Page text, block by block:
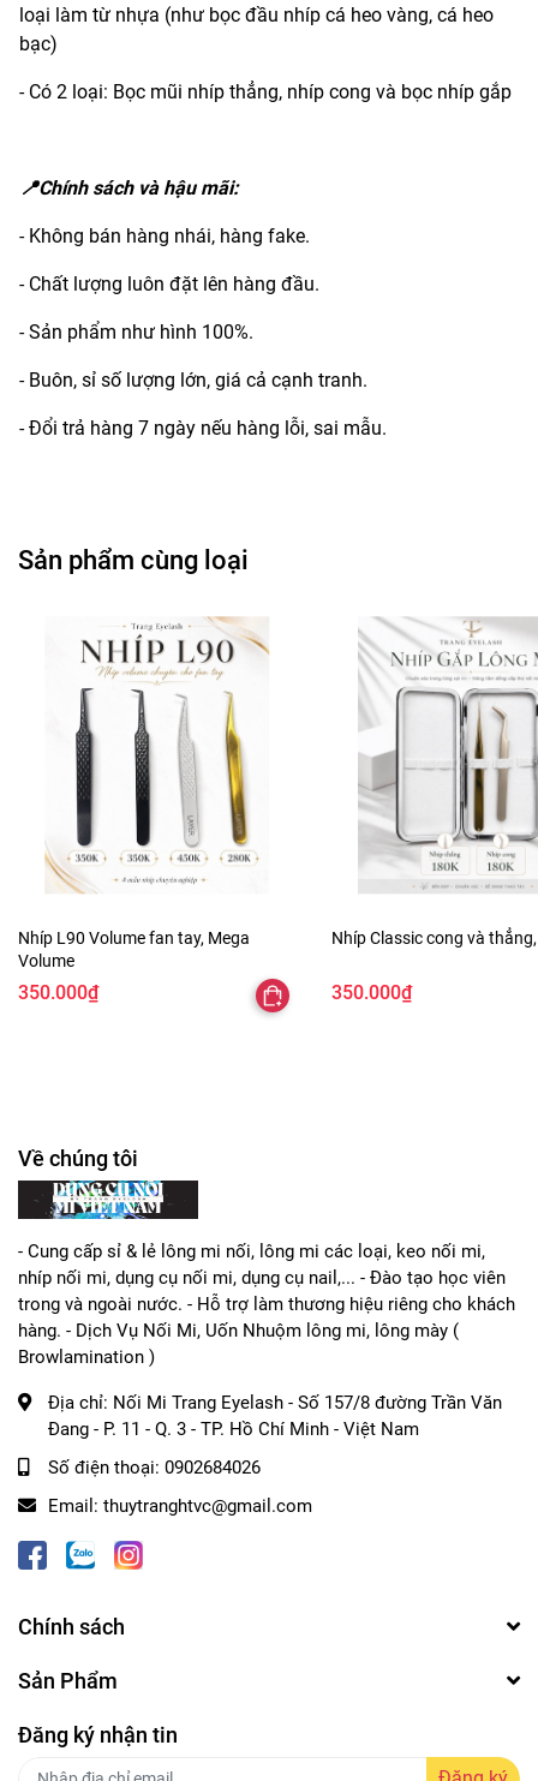
loại làm từ nhựa (như bọc đầu nhíp cá heo vàng, cá heo
bạc)
- Có 2 loại: Bọc mũi nhíp thẳng, nhíp cong và bọc nhíp gắp
📍Chính sách và hậu mãi:
- Không bán hàng nhái, hàng fake.
- Chất lượng luôn đặt lên hàng đầu.
- Sản phẩm như hình 100%.
- Buôn, sỉ số lượng lớn, giá cả cạnh tranh.
- Đổi trả hàng 7 ngày nếu hàng lỗi, sai mẫu.
Sản phẩm cùng loại
Nhíp L90 Volume fan tay, Mega
Volume
350.000₫
Nhíp Classic cong và
350.000₫
Về chúng tôi
- Cung cấp sỉ & lẻ lông mi nối, lông mi các loại, keo nối mi,
nhíp nối mi, dụng cụ nối mi, dụng cụ nail,... - Đào tạo học viên
trong và ngoài nước. - Hỗ trợ làm thương hiệu riêng cho khách
hàng. - Dịch Vụ Nối Mi, Uốn Nhuộm lông mi, lông mày (
Browlamination )
Địa chỉ: Nối Mi Trang Eyelash - Số 157/8 đường Trần Văn
Đang - P. 11 - Q. 3 - TP. Hồ Chí Minh - Việt Nam
Số điện thoại: 0902684026
Email: thuytranghtvc@gmail.com
Chính sách
Sản Phẩm
Đăng ký nhận tin